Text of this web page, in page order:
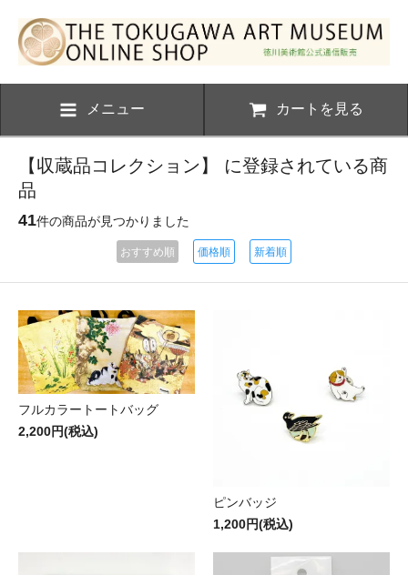
メニュー カートを見る
【収蔵品コレクション】 に登録されている商
品
41件の商品が見つかりました
おすすめ順 価格順 新着順
フルカラートートバッグ
2,200円(税込)
ピンバッジ
1,200円(税込)